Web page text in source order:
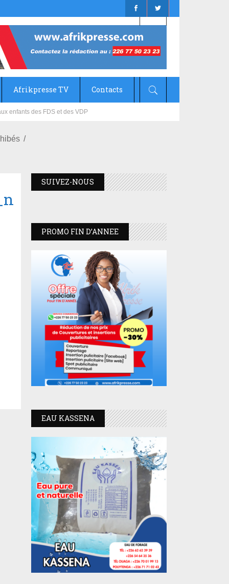
Afrikpresse TV Contacts
SUIVEZ-NOUS
PROMO FIN D’ANNEE
EAU KASSENA